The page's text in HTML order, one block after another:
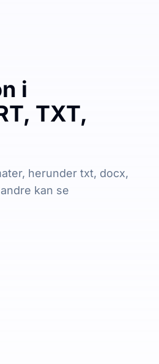
i
TXT,
herunder txt, docx,
kan se